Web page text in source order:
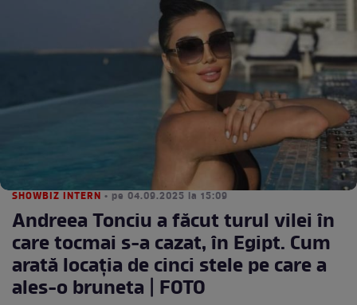
SHOWBIZ INTERN • pe 04.09.2025 la 15:09
Andreea Tonciu a făcut turul vilei în
care tocmai s-a cazat, în Egipt. Cum
arată locația de cinci stele pe care a
ales-o bruneta | FOTO